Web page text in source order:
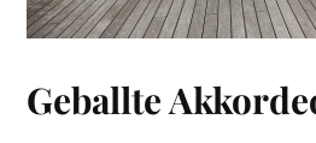
Geballte